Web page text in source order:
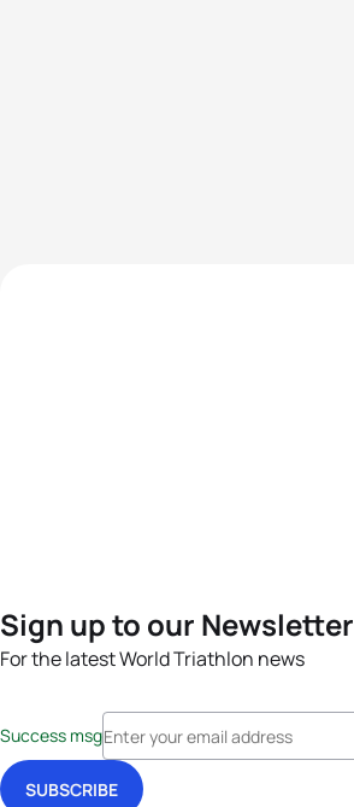
Sign up to our Newsletter
For the latest World Triathlon news
Success msg